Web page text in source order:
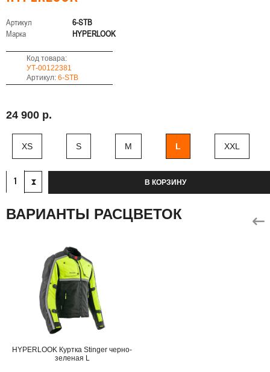
Артикул
6-STB
Марка
HYPERLOOK
Код товара:
УТ-00122381
Артикул: 6-STB
24 900 р.
XS S M L XXL
В КОРЗИНУ
ВАРИАНТЫ РАСЦВЕТОК
HYPERLOOK Куртка Stinger черно-
зеленая L